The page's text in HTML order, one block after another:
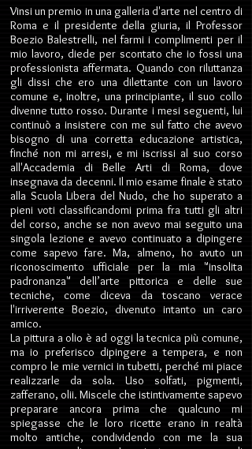
Vinsi un premio in una galleria d'arte nel centro di
Roma e il presidente della giuria, il Professor
Boezio Balestrelli, nel farmi i complimenti per il
mio lavoro, diede per scontato che io fossi una
professionista affermata. Quando con riluttanza
gli dissi che ero una dilettante con un lavoro
comune e, inoltre, una principiante, il suo collo
divenne tutto rosso. Durante i mesi seguenti, lui
continuò a insistere con me sul fatto che avevo
bisogno di una corretta educazione artistica,
finché non mi arresi, e mi iscrissi al suo corso
all'Accademia di Belle Arti di Roma, dove
insegnava da decenni. Il mio esame finale è stato
alla Scuola Libera del Nudo, che ho superato a
pieni voti classificandomi prima fra tutti gli altri
del corso, anche se non avevo mai seguito una
singola lezione e avevo continuato a dipingere
come sapevo fare. Ma, almeno, ho avuto un
riconoscimento ufficiale per la mia "insolita
padronanza" dell’arte pittorica e delle sue
tecniche, come diceva da toscano verace
l'irriverente Boezio, divenuto intanto un caro
amico.
La pittura a olio è ad oggi la tecnica più comune,
ma io preferisco dipingere a tempera, e non
compro le mie vernici in tubetti, perché mi piace
realizzarle da sola. Uso solfati, pigmenti,
zafferano, olii. Miscele che istintivamente sapevo
preparare ancora prima che qualcuno mi
spiegasse che le loro ricette erano in realtà
molto antiche, condividendo con me la sua